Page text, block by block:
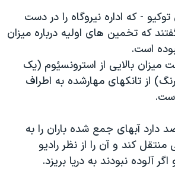
آمریکا ۲۰۲۴
به اسرائیل
آزادی
- که اداره نیروگاه را در دست
که تخمین های اولیه درباره میزان
است.
میزان بالایی از استرونسیُوم (یک
از تانکهای مهارشده به اطراف
دارد آبهای جمع شده باران را به
کند و آن را از نظر رادیو
آلوده نبودند به دریا بریزد.